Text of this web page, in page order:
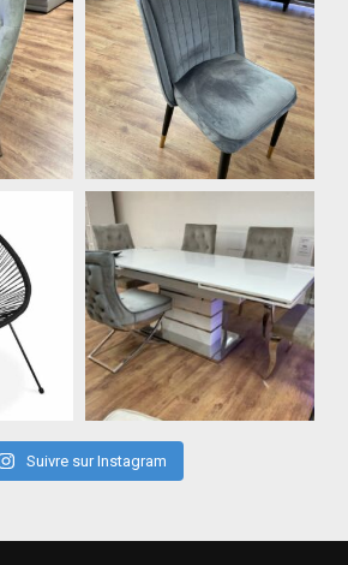
Suivre sur Instagram